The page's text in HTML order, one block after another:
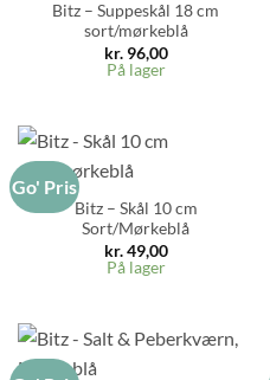
Bitz – Suppeskål 18 cm
sort/mørkeblå
kr.96,00
På lager
Go' Pris
Bitz – Skål 10 cm
Sort/Mørkeblå
kr.49,00
På lager